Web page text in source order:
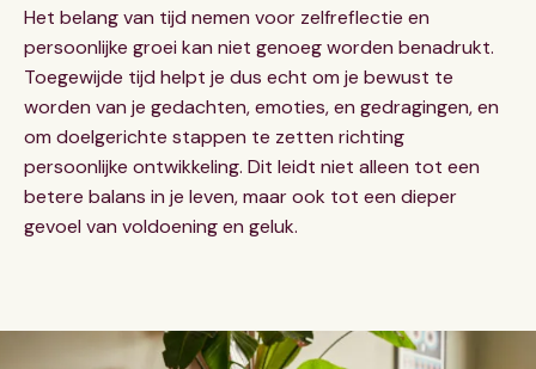
Het belang van tijd nemen voor zelfreflectie en
persoonlijke groei kan niet genoeg worden benadrukt.
Toegewijde tijd helpt je dus echt om je bewust te
worden van je gedachten, emoties, en gedragingen, en
om doelgerichte stappen te zetten richting
persoonlijke ontwikkeling. Dit leidt niet alleen tot een
betere balans in je leven, maar ook tot een dieper
gevoel van voldoening en geluk.